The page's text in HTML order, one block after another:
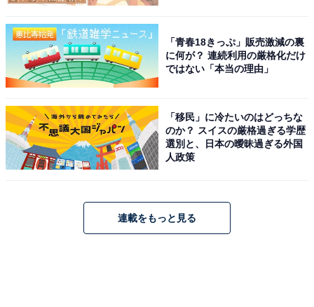
「青春18きっぷ」販売激減の裏
に何が？ 連続利用の厳格化だけ
ではない「本当の理由」
「移民」に冷たいのはどっちな
のか？ スイスの厳格過ぎる学歴
選別と、日本の曖昧過ぎる外国
人政策
連載をもっと見る